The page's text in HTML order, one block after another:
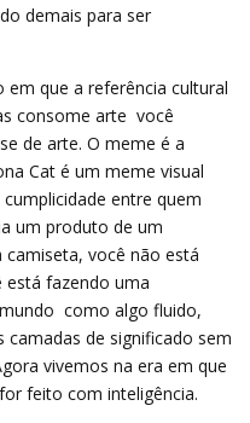
demais para ser
que a referência cultural
consome arte  você
de arte. O meme é a
Cat é um meme visual
entre quem
um produto de um
você não está
está fazendo uma
 como algo fluido,
camadas de significado sem
vivemos na era em que
feito com inteligência.